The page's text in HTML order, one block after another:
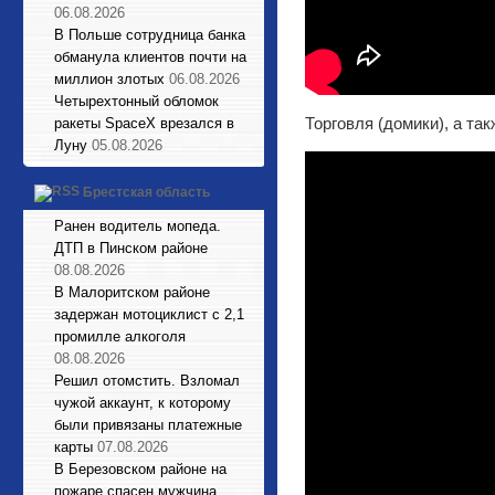
06.08.2026
В Польше сотрудница банка
обманула клиентов почти на
миллион злотых 06.08.2026
Четырехтонный обломок
ракеты SpaceX врезался в
Луну 05.08.2026
Брестская область
Ранен водитель мопеда.
ДТП в Пинском районе
08.08.2026
В Малоритском районе
задержан мотоциклист с 2,1
промилле алкоголя
08.08.2026
Решил отомстить. Взломал
чужой аккаунт, к которому
были привязаны платежные
карты 07.08.2026
В Березовском районе на
пожаре спасен мужчина
Торговля (домики), а